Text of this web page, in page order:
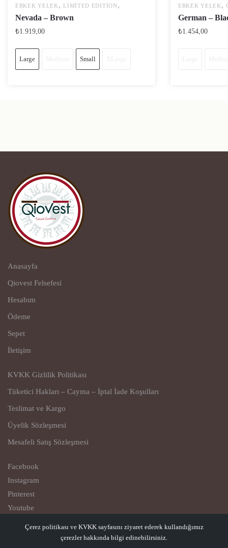
ERKEK YELEK , LIMITED EDITION ,
Nevada – Brown
₺1.919,00
Large Small
ERKEK YELEK ,
German –
₺1.454,00
Anasayfa
Qiovest Felsefesi
Hesabım
Ödeme
Sepet
İletişim
KVKK Gizlilik Politikası
Tüketici Hakları – Cayma – İptal İade Koşulları
Teslimat ve Kargo
Üyelik Sözleşmesi
Mesafeli Satış Sözleşmesi
Facebook
Instagram
Pinterest
Youtube
© Copyright 2023
Qiovest – Casual Comfort
Çerez politikası ve KVKK sayfasını ziyaret ederek kullandığımız
çerezler hakkında bilgi edinebilirsiniz.